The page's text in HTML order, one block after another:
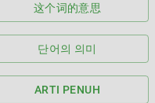
这个词的意思
단어의 의미
ARTI PENUH